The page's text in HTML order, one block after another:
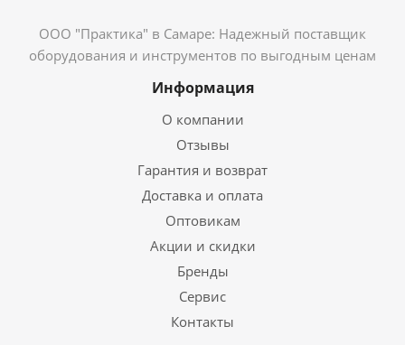
ООО "Практика" в Самаре: Надежный поставщик
оборудования и инструментов по выгодным ценам
Информация
О компании
Отзывы
Гарантия и возврат
Доставка и оплата
Оптовикам
Акции и скидки
Бренды
Сервис
Контакты